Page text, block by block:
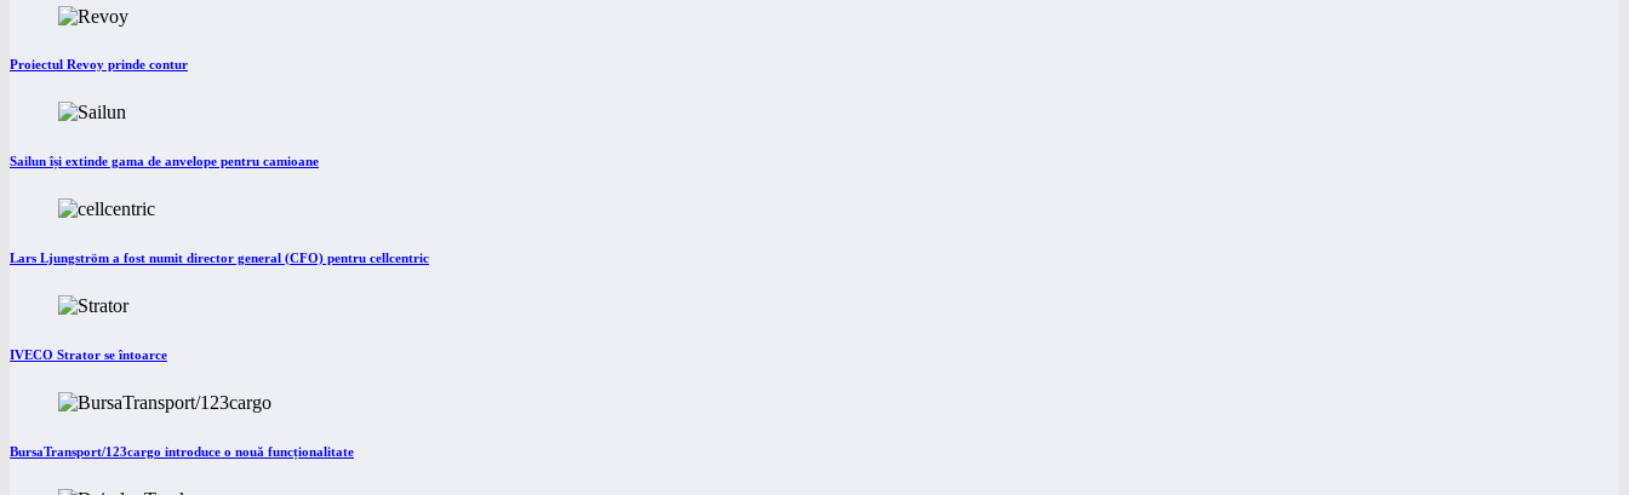
Proiectul Revoy prinde contur
Sailun își extinde gama de anvelope pentru camioane
Lars Ljungström a fost numit director general (CFO) pentru cellcentric
IVECO Strator se întoarce
BursaTransport/123cargo introduce o nouă funcționalitate